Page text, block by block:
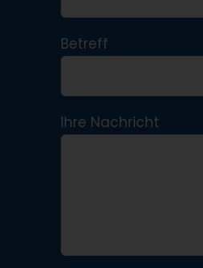
Betreff
Ihre Nachricht